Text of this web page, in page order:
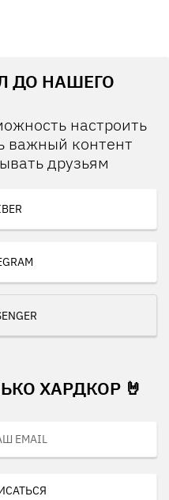
ДО НАШЕГО
настроить
важный контент
друзьям
ХАРДКОР 🤘